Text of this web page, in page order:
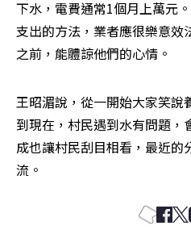
下水，電費通常1個月上萬元
支出的方法，業者應很樂意效
之前，能體諒他們的心情。
王昭湄說，從一開始大家笑說
到現在，村民遇到水有問題
成也讓村民刮目相看，最近的
流。